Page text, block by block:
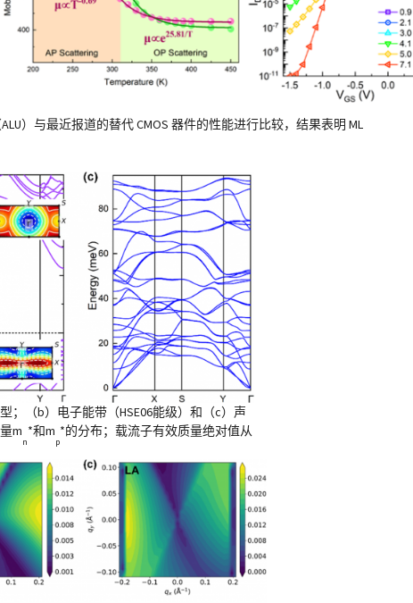
）与最近报道的替代 CMOS 器件的性能进行比较，结果表明 ML
；（b）电子能带（HSE06能级）和（c）声
m
n
*和m
p
*的分布；载流子有效质量绝对值从